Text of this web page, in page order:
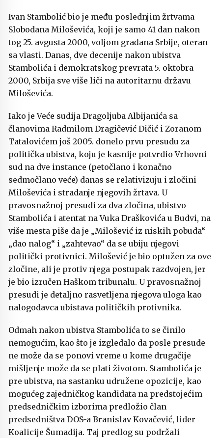
Ivan Stambolić bio je među poslednjim žrtvama
Slobodana Miloševića, koji je samo 41 dan nakon
tog 25. avgusta 2000, voljom građana Srbije, oteran
sa vlasti. Danas, dve decenije nakon ubistva
Stambolića i demokratskog prevrata 5. oktobra
2000, Srbija sve više liči na autoritarnu državu
Miloševića.
Iako je Veće sudija Dragoljuba Albijanića sa
članovima Radmilom Dragičević Dičić i Zoranom
Tatalovićem još 2005. donelo prvu presudu za
politička ubistva, koju je kasnije potvrdio Vrhovni
sud na dve instance (petočlano i konačno
sedmočlano veće) danas se relativizuju i zločini
Miloševića i stradanje njegovih žrtava. U
pravosnažnoj presudi za dva zločina, ubistvo
Stambolića i atentat na Vuka Draškovića u Budvi, na
više mesta piše da je „Milošević iz niskih pobuda“
„dao nalog“ i „zahtevao“ da se ubiju njegovi
politički protivnici. Milošević je bio optužen za ove
zločine, ali je protiv njega postupak razdvojen, jer
je bio izručen Haškom tribunalu. U pravosnažnoj
presudi je detaljno rasvetljena njegova uloga kao
nalogodavca ubistava političkih protivnika.
Odmah nakon ubistva Stambolića to se činilo
nemogućim, kao što je izgledalo da posle presude
ne može da se ponovi vreme u kome drugačije
mišljenje može da se plati životom. Stambolića je
pre ubistva, na sastanku udružene opozicije, kao
mogućeg zajedničkog kandidata na predstojećim
predsedničkim izborima predložio član
predsedništva DOS-a Branislav Kovačević, lider
Koalicije Šumadija. Taj predlog su podržali